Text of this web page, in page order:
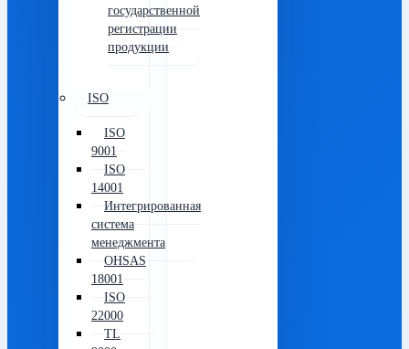
государственной
регистрации
продукции
ISO
ISO
9001
ISO
14001
Интегрированная
система
менеджмента
OHSAS
18001
ISO
22000
TL